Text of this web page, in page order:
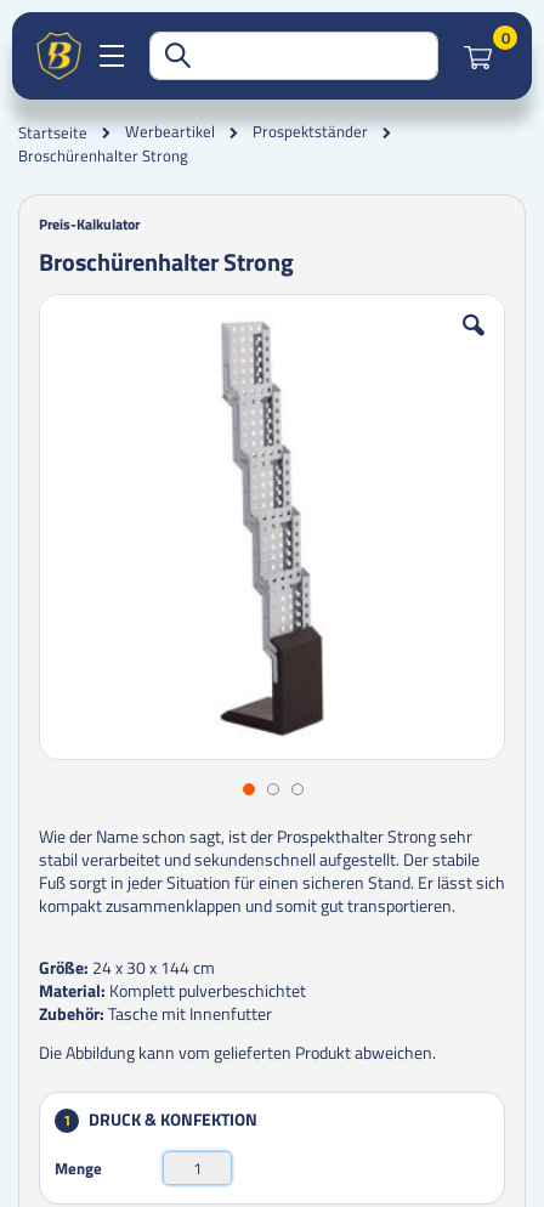
0
Startseite Werbeartikel
Prospektständer
Broschürenhalter Strong
Preis-Kalkulator
Broschürenhalter Strong
Zum
Zum
Wie der Name schon sagt, ist der Prospekthalter Strong sehr
stabil verarbeitet und sekundenschnell aufgestellt. Der stabile
Fuß sorgt in jeder Situation für einen sicheren Stand. Er lässt sich
kompakt zusammenklappen und somit gut transportieren.
Größe: 24 x 30 x 144 cm
Material: Komplett pulverbeschichtet
Zubehör:Tasche mit Innenfutter
Die Abbildung kann vom gelieferten Produkt abweichen.
1 DRUCK & KONFEKTION
Menge